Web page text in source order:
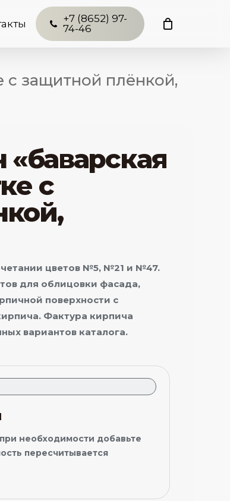
+7 (8652) 97-
74-46
с защитной плёнкой,
с
цветов №5, №21 и №47.
для облицовки фасада,
поверхности с
Фактура кирпича
вариантов каталога.
необходимости добавьте
пересчитывается